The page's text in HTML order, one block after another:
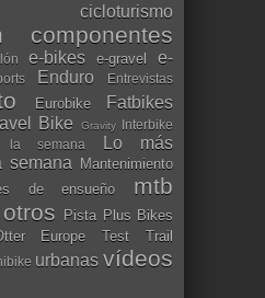
cicloturismo
componentes
e-bikes e-gravel
e-
Enduro Entrevistas
Eurobike Fatbikes
Bike Gravity Interbike
semana
Lo más
semana
Mantenimiento
de ensueño mtb
otros Pista Plus Bikes
Europe Test Trail
urbanas vídeos